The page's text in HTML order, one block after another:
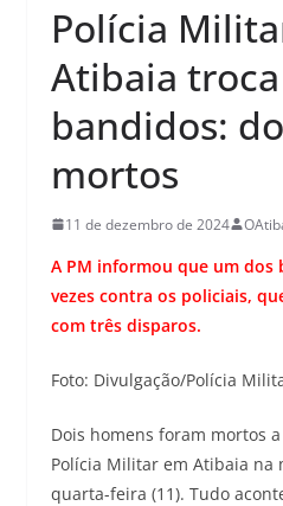
Polícia
Atibaia
bandidos:
mortos
11 de dezembro de 2024
A PM informou que um
vezes contra os policiais,
com três disparos.
Foto: Divulgação/Polícia
Dois homens foram mortos
Polícia Militar em Atibaia na
quarta-feira (11). Tudo